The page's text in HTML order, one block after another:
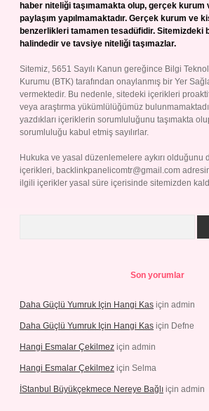
haber niteliği taşımamakta olup, gerçek kurum
paylaşım yapılmamaktadır. Gerçek kurum ve
benzerlikleri tamamen tesadüfidir. Sitemizdeki
halindedir ve tavsiye niteliği taşımazlar.
Sitemiz, 5651 Sayılı Kanun gereğince Bilgi
Kurumu (BTK) tarafından onaylanmış bir Yer
vermektedir. Bu nedenle, sitedeki içerikleri
veya araştırma yükümlülüğümüz
yazdıkları içeriklerin sorumluluğunu taşımakta
sorumluluğu kabul etmiş sayılırlar.
Hukuka ve yasal düzenlemelere aykırı olduğunu
içerikleri, backlinkpanelicomtr@gmail.com
ilgili içerikler yasal süre içerisinde sitemizden
Son yorumlar
Daha Güçlü Yumruk Için Hangi Kas için admin
Daha Güçlü Yumruk Için Hangi Kas için Defne
Hangi Esmalar Çekilmez için admin
Hangi Esmalar Çekilmez için Selma
İStanbul Büyükçekmece Nereye Bağlı için admin